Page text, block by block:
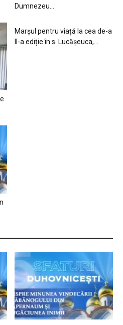
Dumnezeu…
Marșul pentru viață la cea de-a
II-a ediție în s. Lucășeuca,...